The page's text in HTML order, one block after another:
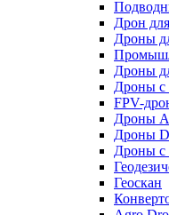
Дрон
Дроны
Дроны
Дроны с
FPV-
Дроны
Дроны
Дроны с
Геоскан